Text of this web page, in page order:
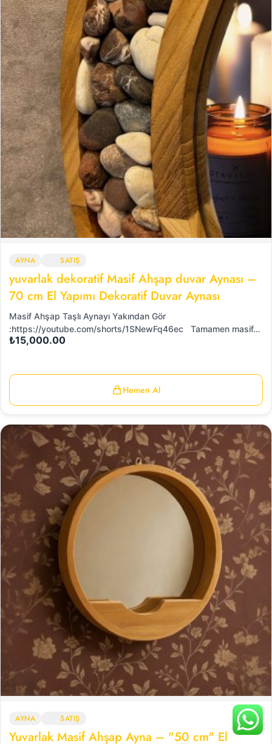
AYNA SATIŞ
yuvarlak dekoratif Masif Ahşap duvar Aynası –
70 cm El Yapımı Dekoratif Duvar Aynası
Masif Ahşap Taşlı Aynayı Yakından Gör
:https://youtube.com/shorts/1SNewFq46ec Tamamen masif…
₺15,000.00
Hemen Al
AYNA SATIŞ
Yuvarlak Masif Ahşap Ayna – "50 cm" El